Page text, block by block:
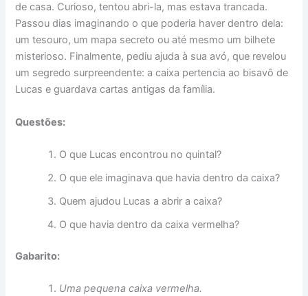
de casa. Curioso, tentou abri-la, mas estava trancada.
Passou dias imaginando o que poderia haver dentro dela:
um tesouro, um mapa secreto ou até mesmo um bilhete
misterioso. Finalmente, pediu ajuda à sua avó, que revelou
um segredo surpreendente: a caixa pertencia ao bisavô de
Lucas e guardava cartas antigas da família.
Questões:
O que Lucas encontrou no quintal?
O que ele imaginava que havia dentro da caixa?
Quem ajudou Lucas a abrir a caixa?
O que havia dentro da caixa vermelha?
Gabarito:
Uma pequena caixa vermelha.